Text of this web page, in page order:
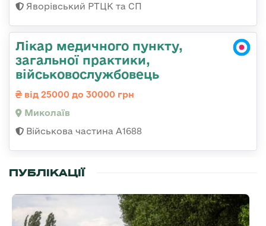
Яворівський РТЦК та СП
Лікар медичного пункту,
загальної практики,
військовослужбовець
від 25000 до 30000 грн
Миколаїв
Військова частина А1688
ПУБЛІКАЦІЇ